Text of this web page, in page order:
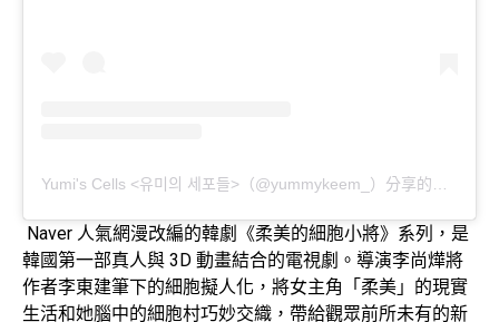
Yumi's Cells <유미의 세포들>（@yummykeem_）分享的貼文
Naver 人氣網漫改編的韓劇《柔美的細胞小將》系列，是
韓國第一部真人與 3D 動畫結合的電視劇。導演李尚燁將
作者李東建筆下的細胞擬人化，將女主角「柔美」的現實
生活和她腦中的細胞村巧妙交織，帶給觀眾前所未有的新